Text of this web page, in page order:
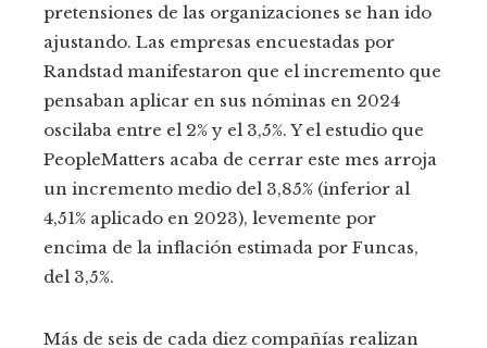
pretensiones de las organizaciones se han ido
ajustando. Las empresas encuestadas por
Randstad manifestaron que el incremento que
pensaban aplicar en sus nóminas en 2024
oscilaba entre el 2% y el 3,5%. Y el estudio que
PeopleMatters acaba de cerrar este mes arroja
un incremento medio del 3,85% (inferior al
4,51% aplicado en 2023), levemente por
encima de la inflación estimada por Funcas,
del 3,5%.
Más de seis de cada diez compañías realizan